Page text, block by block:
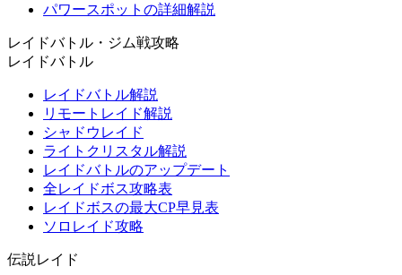
パワースポットの詳細解説
レイドバトル・ジム戦攻略
レイドバトル
レイドバトル解説
リモートレイド解説
シャドウレイド
ライトクリスタル解説
レイドバトルのアップデート
全レイドボス攻略表
レイドボスの最大CP早見表
ソロレイド攻略
伝説レイド